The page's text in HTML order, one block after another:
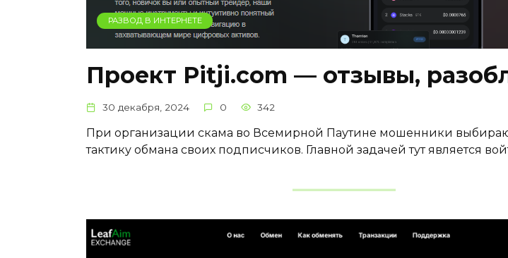
РАЗВОД В ИНТЕРНЕТЕ
Проект Pitji.com — отзывы,
30 декабря, 2024 0 342
При организации скама во Всемирной Паутине мошенники
тактику обмана своих подписчиков. Главной задачей тут является